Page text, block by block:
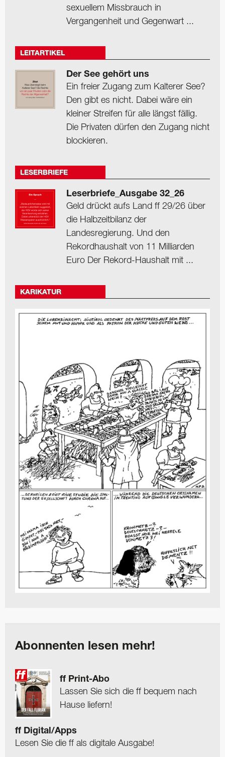
sexuellem Missbrauch in
Vergangenheit und Gegenwart ...
LEITARTIKEL
Der See gehört uns
Ein freier Zugang zum Kalterer See?
Den gibt es nicht. Dabei wäre ein
kleiner Streifen für alle längst fällig.
Die Privaten dürfen den Zugang nicht
blockieren.
LESERBRIEFE
Leserbriefe_Ausgabe 32_26
Geld drückt aufs Land ff 29/26 über
die Halbzeitbilanz der
Landesregierung. Und den
Rekordhaushalt von 11 Milliarden
Euro Der Rekord-Haushalt mit ...
KARIKATUR
Abonnenten lesen mehr!
ff Print-Abo
Lassen Sie sich die ff bequem nach
Hause liefern!
ff Digital/Apps
Lesen Sie die ff als digitale Ausgabe!